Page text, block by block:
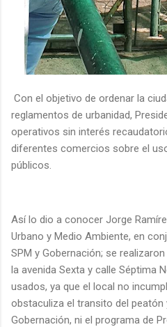
Con el objetivo de ordenar la
reglamentos de urbanidad,
operativos sin interés
diferentes comercios sobre el
públicos.
Así lo dio a conocer Jorge
Urbano y Medio Ambiente, en
SPM y Gobernación; se
la avenida Sexta y calle Séptima
usados, ya que el local no
obstaculiza el transito del peatón
Gobernación, ni el programa de